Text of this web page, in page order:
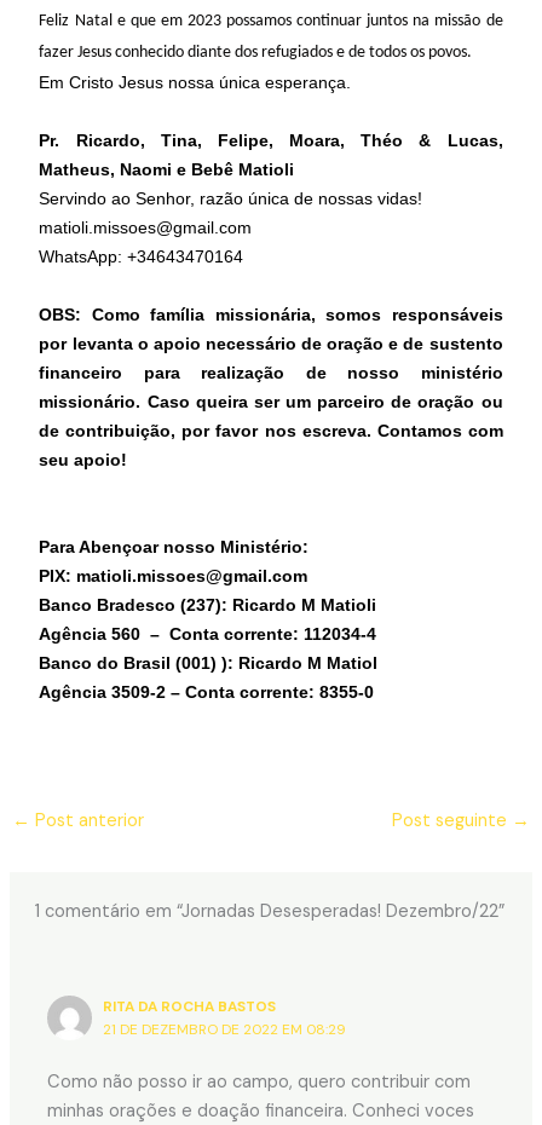
Feliz Natal e que em 2023 possamos continuar juntos na missão de
fazer Jesus conhecido diante dos refugiados e de todos os povos.
Em Cristo Jesus nossa única esperança.
Pr. Ricardo, Tina, Felipe, Moara, Théo & Lucas,
Matheus, Naomi e Bebê Matioli
Servindo ao Senhor, razão única de nossas vidas!
matioli.missoes@gmail.com
WhatsApp: +34643470164
OBS: Como família missionária, somos responsáveis
por levanta o apoio necessário de oração e de sustento
financeiro para realização de nosso ministério
missionário. Caso queira ser um parceiro de oração ou
de contribuição, por favor nos escreva. Contamos com
seu apoio!
Para Abençoar nosso Ministério:
PIX: matioli.missoes@gmail.com
Banco Bradesco (237): Ricardo M Matioli
Agência 560 – Conta corrente: 112034-4
Banco do Brasil (001) ): Ricardo M Matiol
Agência 3509-2 – Conta corrente: 8355-0
← Post anterior Post seguinte →
1 comentário em “Jornadas Desesperadas! Dezembro/22”
RITA DA ROCHA BASTOS
21 DE DEZEMBRO DE 2022 EM 08:29
Como não posso ir ao campo, quero contribuir com
minhas orações e doação financeira. Conheci voces